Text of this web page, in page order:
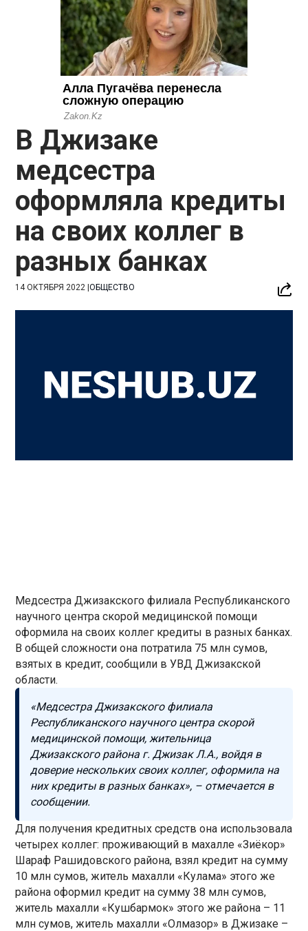
В Джизаке
медсестра
оформляла кредиты
на своих коллег в
разных банках
14 ОКТЯБРЯ 2022 |ОБЩЕСТВО
Медсестра Джизакского филиала Республиканского
научного центра скорой медицинской помощи
оформила на своих коллег кредиты в разных банках.
В общей сложности она потратила 75 млн сумов,
взятых в кредит, сообщили в УВД Джизакской
области.
«Медсестра Джизакского филиала
Республиканского научного центра скорой
медицинской помощи, жительница
Джизакского района г. Джизак Л.А., войдя в
доверие нескольких своих коллег, оформила на
них кредиты в разных банках», – отмечается в
сообщении.
Для получения кредитных средств она использовала
четырех коллег: проживающий в махалле «Зиёкор»
Шараф Рашидовского района, взял кредит на сумму
10 млн сумов, житель махалли «Кулама» этого же
района оформил кредит на сумму 38 млн сумов,
житель махалли «Кушбармок» этого же района – 11
млн сумов, житель махалли «Олмазор» в Джизаке –